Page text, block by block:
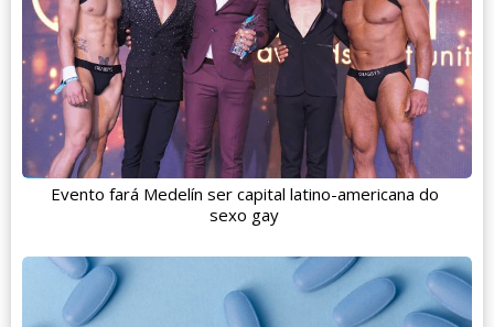
Evento fará Medelín ser capital latino-americana do
sexo gay